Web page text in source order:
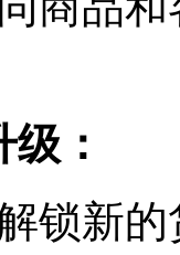
：
锁新